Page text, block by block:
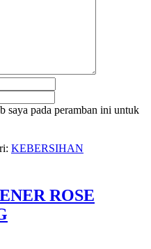
saya pada peramban ini untuk
KEBERSIHAN
ROSE